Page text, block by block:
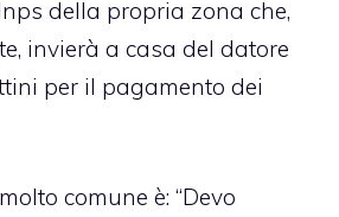
della propria zona che,
invierà a casa del datore
per il pagamento dei
comune è: “Devo